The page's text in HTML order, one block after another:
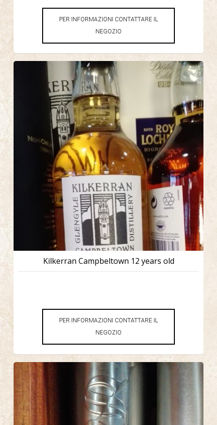
PER INFORMAZIONI CONTATTARE IL
NEGOZIO
Kilkerran Campbeltown 12 years old
PER INFORMAZIONI CONTATTARE IL
NEGOZIO